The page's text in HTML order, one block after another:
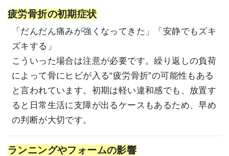
疲労骨折の初期症状
「だんだん痛みが強くなってきた」「安静でもズキ
ズキする」
こういった場合は注意が必要です。繰り返しの負荷
によって骨にヒビが入る“疲労骨折”の可能性もある
と言われています。初期は軽い違和感でも、放置す
ると日常生活に支障が出るケースもあるため、早め
の判断が大切です。
ランニングやフォームの影響